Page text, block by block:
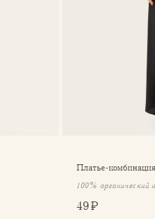
Платье-
100% органический
49 ₽